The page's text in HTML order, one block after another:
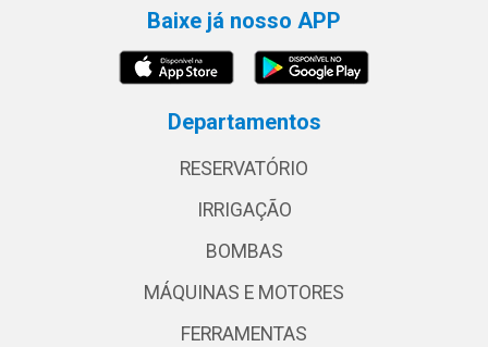
Baixe já nosso APP
Departamentos
RESERVATÓRIO
IRRIGAÇÃO
BOMBAS
MÁQUINAS E MOTORES
FERRAMENTAS